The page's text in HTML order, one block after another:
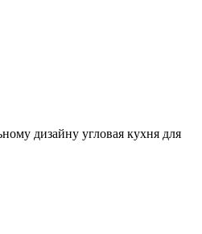
дизайну угловая кухня для